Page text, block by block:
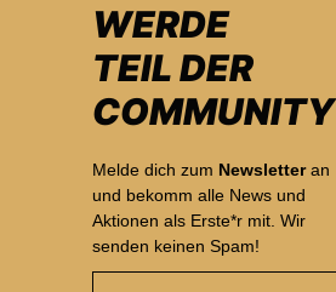
WERDE
TEIL DER
COMMUNITY
Melde dich zum Newsletteran
und bekomm alle News und
Aktionen als Erste*r mit. Wir
senden keinen Spam!